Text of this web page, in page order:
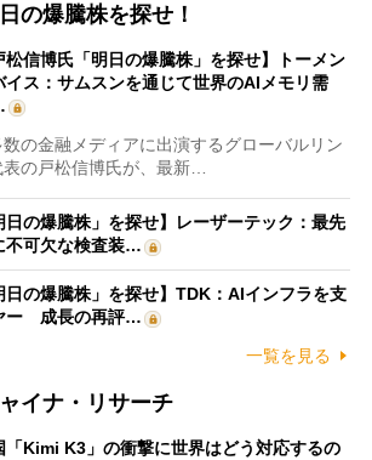
の爆騰株を探せ！
松信博氏「明日の爆騰株」を探せ】トーメン
イス：サムスンを通じて世界のAIメモリ需
の金融メディアに出演するグローバルリン
の戸松信博氏が、最新…
日の爆騰株」を探せ】レーザーテック：最先
不可欠な検査装…
日の爆騰株」を探せ】TDK：AIインフラを支
ー 成長の再評…
一覧を見る
イナ・リサーチ
「Kimi K3」の衝撃に世界はどう対応するの